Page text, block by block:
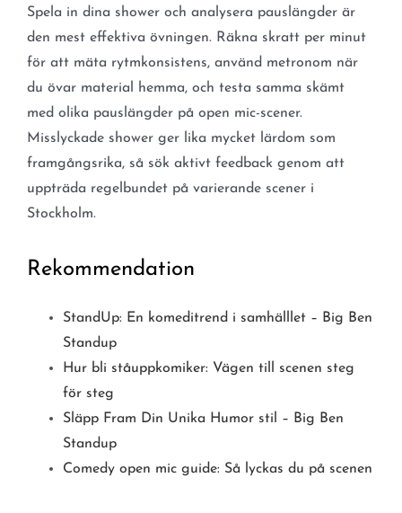
Spela in dina shower och analysera pauslängder är
den mest effektiva övningen. Räkna skratt per minut
för att mäta rytmkonsistens, använd metronom när
du övar material hemma, och testa samma skämt
med olika pauslängder på open mic-scener.
Misslyckade shower ger lika mycket lärdom som
framgångsrika, så sök aktivt feedback genom att
uppträda regelbundet på varierande scener i
Stockholm.
Rekommendation
StandUp: En komeditrend i samhälllet – Big Ben
Standup
Hur bli ståuppkomiker: Vägen till scenen steg
för steg
Släpp Fram Din Unika Humor stil – Big Ben
Standup
Comedy open mic guide: Så lyckas du på scenen